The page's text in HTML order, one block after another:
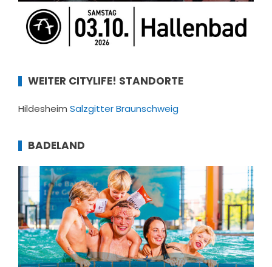
WEITER CITYLIFE! STANDORTE
Hildesheim SalzgitterBraunschweig
BADELAND